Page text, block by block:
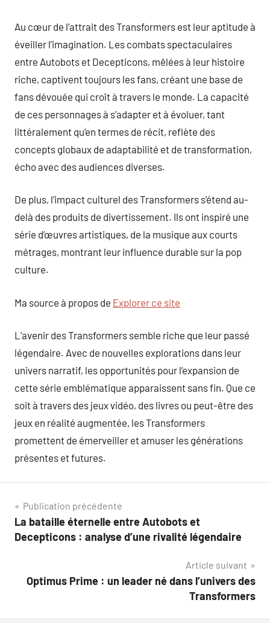
Au cœur de l’attrait des Transformers est leur aptitude à
éveiller l’imagination. Les combats spectaculaires
entre Autobots et Decepticons, mêlées à leur histoire
riche, captivent toujours les fans, créant une base de
fans dévouée qui croît à travers le monde. La capacité
de ces personnages à s’adapter et à évoluer, tant
littéralement qu’en termes de récit, reflète des
concepts globaux de adaptabilité et de transformation,
écho avec des audiences diverses.
De plus, l’impact culturel des Transformers s’étend au-
delà des produits de divertissement. Ils ont inspiré une
série d’œuvres artistiques, de la musique aux courts
métrages, montrant leur influence durable sur la pop
culture.
Ma source à propos de Explorer ce site
L’avenir des Transformers semble riche que leur passé
légendaire. Avec de nouvelles explorations dans leur
univers narratif, les opportunités pour l’expansion de
cette série emblématique apparaissent sans fin. Que ce
soit à travers des jeux vidéo, des livres ou peut-être des
jeux en réalité augmentée, les Transformers
promettent de émerveiller et amuser les générations
présentes et futures.
Navigation
de
Publication précédente
La bataille éternelle entre Autobots et
Decepticons : analyse d’une rivalité légendaire
Article suivant
Optimus Prime : un leader né dans l’univers des
Transformers